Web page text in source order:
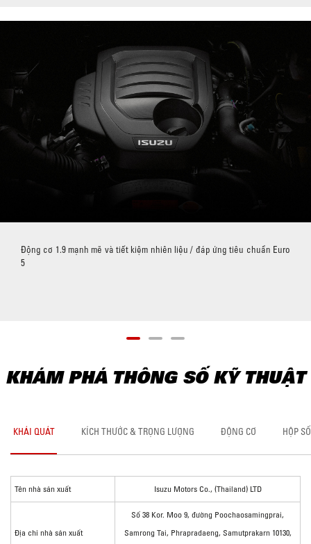
Động cơ 1.9 mạnh mẽ và tiết kiệm nhiên liệu / đáp ứng tiêu chuẩn Euro
5
KHÁM PHÁ THÔNG SỐ KỸ THUẬT
KHÁI QUÁT KÍCH THƯỚC & TRỌNG LƯỢNG ĐỘNG CƠ HỘP SỐ
Tên nhà sản xuất Isuzu Motors Co., (Thailand) LTD
Địa chỉ nhà sản xuất
Số 38 Kor. Moo 9, đường Poochaosamingprai,
Samrong Tai, Phrapradaeng, Samutprakarn 10130,